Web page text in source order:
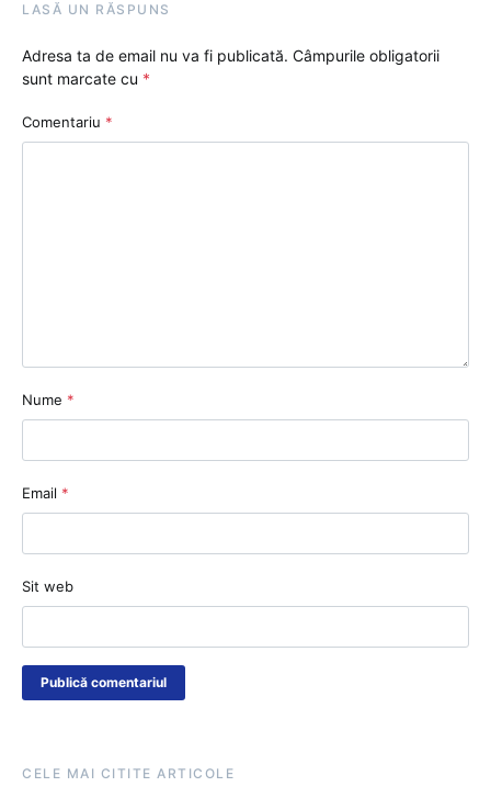
LASĂ UN RĂSPUNS
Adresa ta de email nu va fi publicată. Câmpurile obligatorii
sunt marcate cu *
Comentariu *
Nume *
Email *
Sit web
CELE MAI CITITE ARTICOLE